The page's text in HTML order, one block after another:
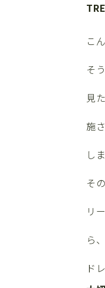
こ
そ
見
施
し
そ
リ
ら
ド